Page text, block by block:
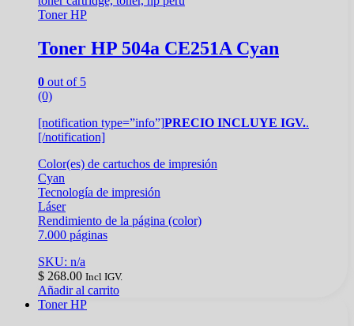
Toner HP
Toner HP 504a CE251A Cyan
0 out of 5
(0)
[notification type=”info”]PRECIO INCLUYE IGV..
[/notification]
Color(es) de cartuchos de impresión
Cyan
Tecnología de impresión
Láser
Rendimiento de la página (color)
7.000 páginas
SKU: n/a
$ 268.00 Incl IGV.
Añadir al carrito
Toner HP